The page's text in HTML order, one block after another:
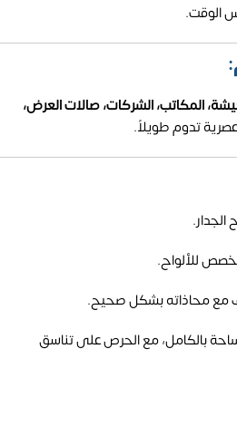
الوقت.
المكاتب، الشركات، صالات العرض،
تدوم طويلاً.
للألواح.
مع محاذاته بشكل صحيح.
بالكامل، مع الحرص على تناسق